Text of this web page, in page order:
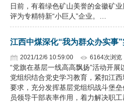
日前，有着绿色矿山美誉的金徽矿
评为专精特新“小巨人”企业。…
江西中煤深化“我为群众办实事
2021/12/6 10:59:00 6164次浏览
“党旗在基层一线高高飘扬”活动开
党组织结合党史学习教育，紧扣江
要求，充分发挥基层党组织战斗堡
员领导干部表率作用，着力解决职